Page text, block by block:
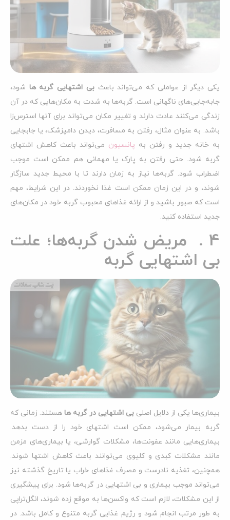
یکی دیگر از عواملی که می‌تواند باعثبی اشتهایی گربه‌ ها شود،
جابه‌جایی‌های ناگهانی است. گربه‌ها به شدت به مکان‌هایی که در آن
زندگی می‌کنند عادت دارند و تغییر مکان می‌تواند برای آنها استرس‌زا
باشد. به عنوان مثال، رفتن به مسافرت، دیدن دامپزشک، یا جابجایی
به خانه جدید و رفتن به پانسیون می‌تواند باعث کاهش اشتهای
گربه شود. حتی رفتن به پارک یا مهمانی هم ممکن است موجب
اضطراب شود. گربه‌ها نیاز به زمان دارند تا با محیط جدید سازگار
شوند، و در این زمان ممکن است غذا نخوردند. در این شرایط، مهم
است که صبور باشید و از ارائه غذاهای محبوب گربه خود در مکان‌های
جدید استفاده کنید.
4 . مریض شدن گربه‌ها؛ علت
بی اشتهایی گربه
بیماری‌ها یکی از دلایل اصلی بی اشتهایی در گربه‌ ها هستند. زمانی که
گربه بیمار می‌شود، ممکن است اشتهای خود را از دست بدهد.
بیماری‌هایی مانند عفونت‌ها، مشکلات گوارشی، یا بیماری‌های مزمن
مانند مشکلات کبدی و کلیوی می‌توانند باعث کاهش اشتها شوند.
همچنین، تغذیه نادرست و مصرف غذاهای خراب یا تاریخ گذشته نیز
می‌تواند موجب بیماری و بی اشتهایی در گربه‌ها شود. برای پیشگیری
از این مشکلات، لازم است که واکسن‌ها به موقع زده شوند، انگل‌تراپی
به طور مرتب انجام شود و رژیم غذایی گربه متنوع و کامل باشد. در